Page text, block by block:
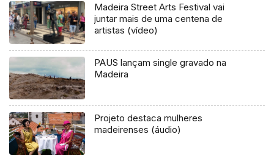
Madeira Street Arts Festival vai
juntar mais de uma centena de
artistas (vídeo)
PAUS lançam single gravado na
Madeira
Projeto destaca mulheres
madeirenses (áudio)